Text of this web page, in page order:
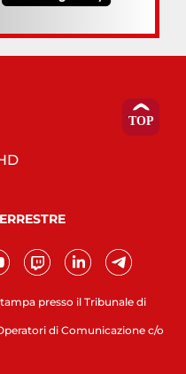
presso il Tribunale di
di Comunicazione c/o